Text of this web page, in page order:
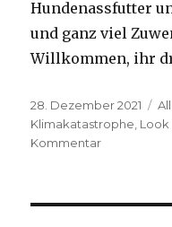
Hundenassfutter
und ganz viel
Willkommen, ihr
Veröffentlicht
am
28. Dezember 2021
Klimakatastrophe Look
Kommentarzu